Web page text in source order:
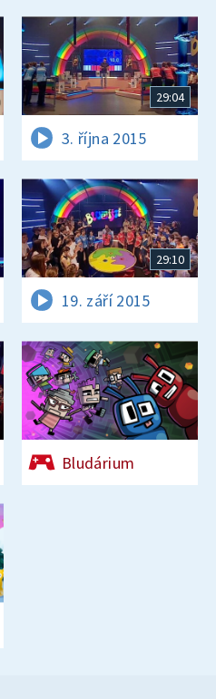
29:04
3. října 2015
29:10
19. září 2015
Bludárium